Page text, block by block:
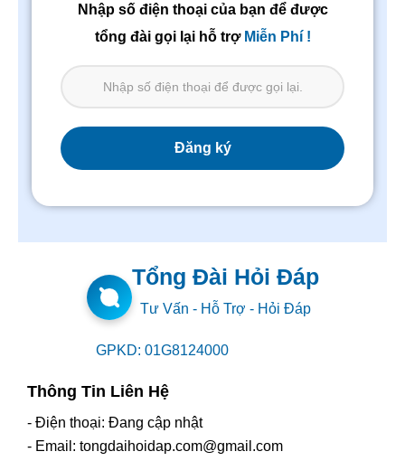
Nhập số điện thoại của bạn để được
tổng đài gọi lại hỗ trợ Miễn Phí !
Tổng Đài Hỏi Đáp
Tư Vấn - Hỗ Trợ - Hỏi Đáp
GPKD: 01G8124000
Thông Tin Liên Hệ
- Điện thoại: Đang cập nhật
- Email: tongdaihoidap.com@gmail.com